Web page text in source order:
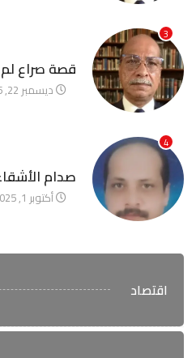
3
قصة صراع لم
ديسمبر 22, 2025
4
صدام
أكتوبر 1, 2025
اقتصاد